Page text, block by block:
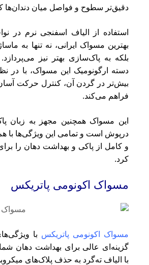
دقیق‌تر سطوح و فواصل میان دندان‌ها
استفاده از الیاف اسفنجی نرم در
بهترین مسواک ایرانی، نه تنها به
بلکه به پاک‌سازی بهتر نیز
دسته ارگونومیک این مسواک، با در
بیش‌تر در گردن آن، کنترل حرکت
فراهم می‌کند.
این مسواک همچنین مجهز به زبان
درپوش است و تمامی این ویژگی‌ها با
و کامل از پاکی و بهداشت دهان را
کرد.
مسواک اکونومی پاتریکس
مسواک اکونومی پاتریکس با
گزینه‌ای عالی برای بهداشت دهان
با الیاف ته‌گرد به حذف پلاک‌های